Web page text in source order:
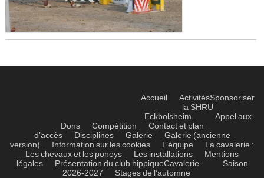
La cavalerie : Les chevaux et les poneys
Compétition
Accueil ActivitésSponsoriser
la SHRU
Eckbolsheim
Appel aux
Dons
Compétition
Contact et plan
d’accès
Disciplines Galerie
Galerie (ancienne
version)
Information sur les cookies L’équipe
La cavalerie :
Les chevaux et les poneys
Les installations
Mentions
légales
Présentation du club hippiqueCavalerie
Saison
2026-2027
Stages de l’automne